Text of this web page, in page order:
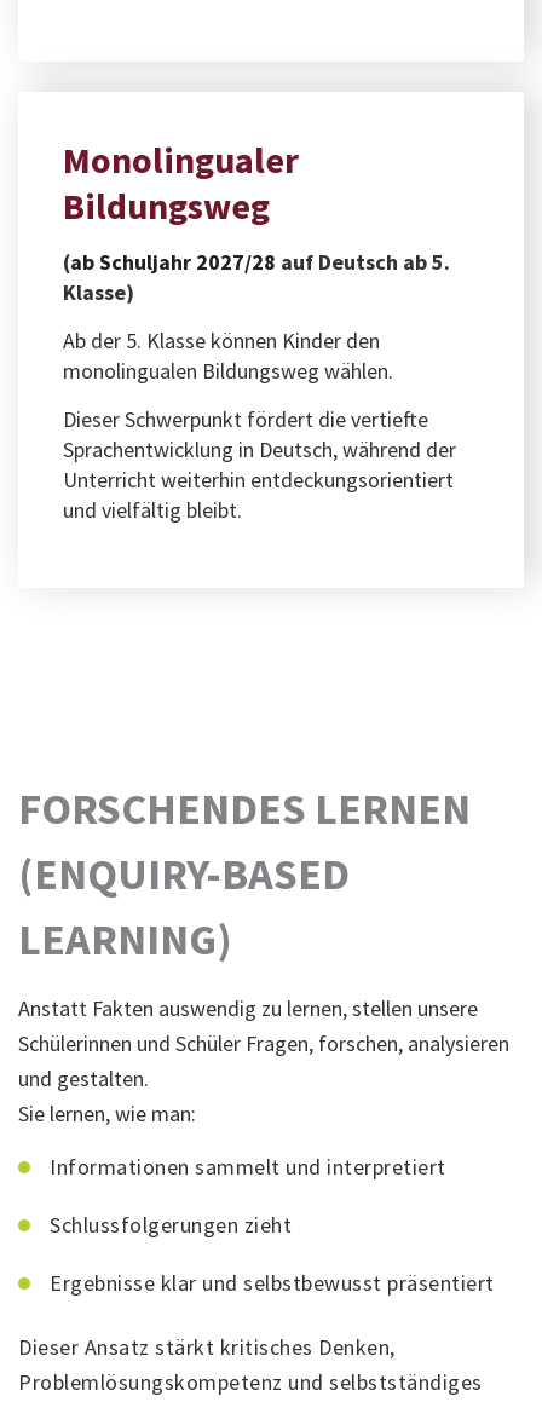
Monolingualer
Bildungsweg
(ab Schuljahr 2027/28 auf Deutsch ab 5.
Klasse)
Ab der 5. Klasse können Kinder den
monolingualen Bildungsweg wählen.
Dieser Schwerpunkt fördert die vertiefte
Sprachentwicklung in Deutsch, während der
Unterricht weiterhin entdeckungsorientiert
und vielfältig bleibt.
FORSCHENDES LERNEN
(ENQUIRY-BASED
LEARNING)
Anstatt Fakten auswendig zu lernen, stellen unsere
Schülerinnen und Schüler Fragen, forschen, analysieren
und gestalten.
Sie lernen, wie man:
Informationen sammelt und interpretiert
Schlussfolgerungen zieht
Ergebnisse klar und selbstbewusst präsentiert
Dieser Ansatz stärkt kritisches Denken,
Problemlösungskompetenz und selbstständiges